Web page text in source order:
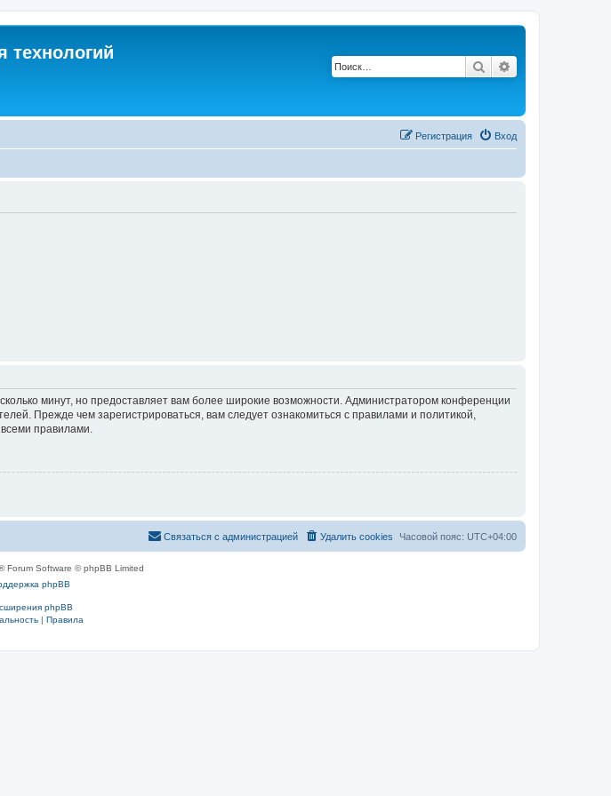
технологий
Поиск
Вход
Регистрация
минут, но предоставляет вам более широкие возможности. Администратором конференции
Прежде чем зарегистрироваться, вам следует ознакомиться с правилами и политикой,
правилами.
Часовой пояс: UTC+04:00
Удалить cookies
Связаться с администрацией
Forum Software © phpBB Limited
phpBB
phpBB
| Правила